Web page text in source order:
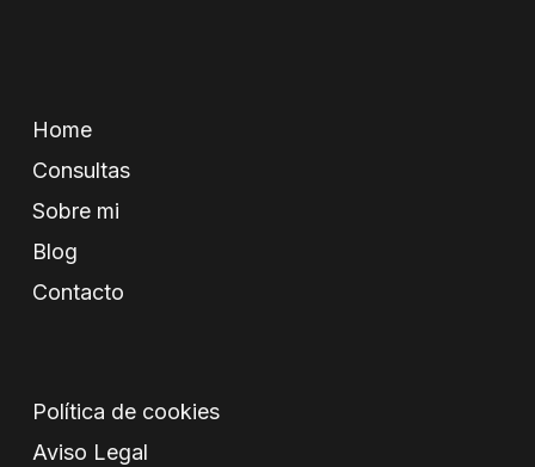
Home
Consultas
Sobre mi
Blog
Contacto
Política de cookies
Aviso Legal